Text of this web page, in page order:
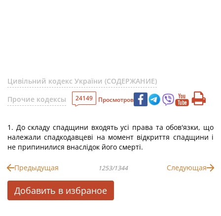
Цивільний кодекс України (СОДЕРЖАНИЕ)
Прочие кодексы
24149 Просмотров
1. До складу спадщини входять усі права та обов'язки, що
належали спадкодавцеві на момент відкриття спадщини і
не припинилися внаслідок його смерті.
Предыдущая 1253/1344 Следующая
Добавить в избраное